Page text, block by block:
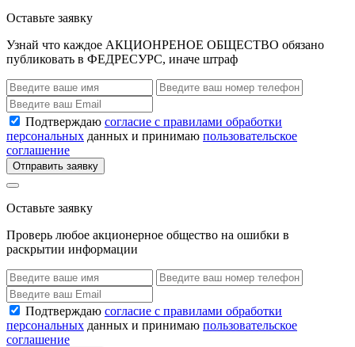
Оставьте заявку
Узнай что каждое АКЦИОНРЕНОЕ ОБЩЕСТВО обязано
публиковать в ФЕДРЕСУРС, иначе штраф
Подтверждаю согласие с правилами обработки
персональных данных и принимаю пользовательское
соглашение
Отправить заявку
Оставьте заявку
Проверь любое акционерное общество на ошибки в
раскрытии информации
Подтверждаю согласие с правилами обработки
персональных данных и принимаю пользовательское
соглашение